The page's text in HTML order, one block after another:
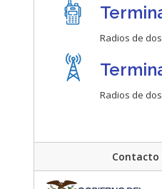
Radios de
Radios de
Contacto